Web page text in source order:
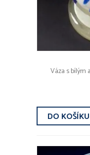
Váza s bílým
DO KOŠÍKU